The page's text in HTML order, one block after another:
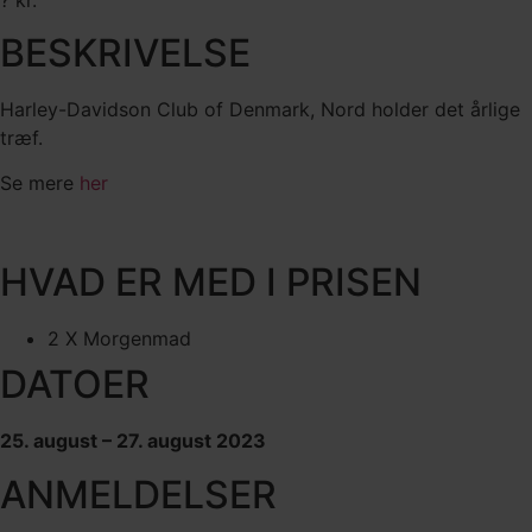
BESKRIVELSE
Harley-Davidson Club of Denmark, Nord holder det årlige
træf.
Se mere her
HVAD ER MED I PRISEN
2 X Morgenmad
DATOER
25. august – 27. august 2023
ANMELDELSER